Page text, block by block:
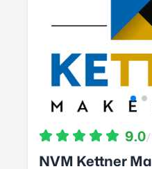
9.0/
NVM Kettner